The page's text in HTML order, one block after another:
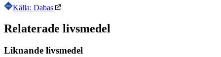
Källa: Dabas
Relaterade livsmedel
Liknande livsmedel